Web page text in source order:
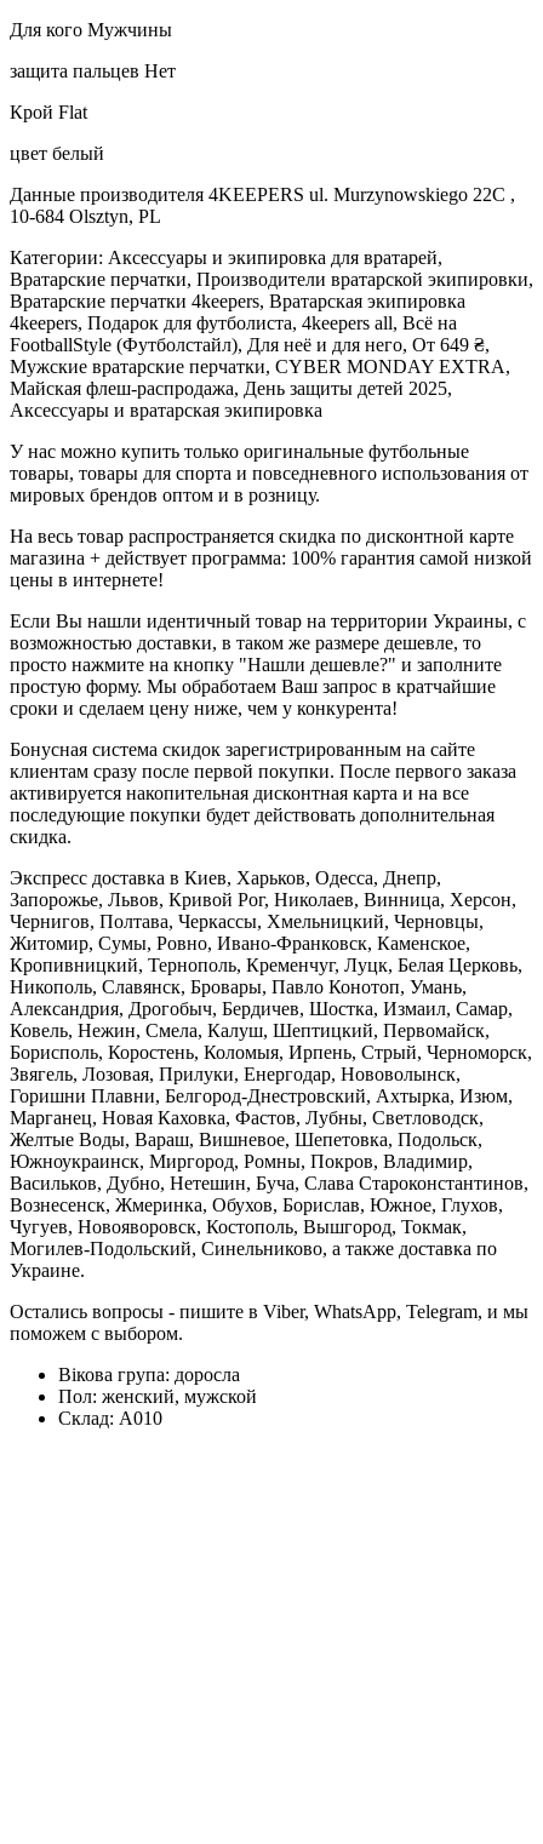
Для кого Мужчины
защита пальцев Нет
Крой Flat
цвет белый
Данные производителя 4KEEPERS ul. Murzynowskiego 22C ,
10-684 Olsztyn, PL
Категории: Аксессуары и экипировка для вратарей,
Вратарские перчатки, Производители вратарской экипировки,
Вратарские перчатки 4keepers, Вратарская экипировка
4keepers, Подарок для футболиста, 4keepers all, Всё на
FootballStyle (Футболстайл), Для неё и для него, От 649 ₴,
Мужские вратарские перчатки, CYBER MONDAY EXTRA,
Майская флеш-распродажа, День защиты детей 2025,
Аксессуары и вратарская экипировка
У нас можно купить только оригинальные футбольные
товары, товары для спорта и повседневного использования от
мировых брендов оптом и в розницу.
На весь товар распространяется скидка по дисконтной карте
магазина + действует программа: 100% гарантия самой низкой
цены в интернете!
Если Вы нашли идентичный товар на территории Украины, с
возможностью доставки, в таком же размере дешевле, то
просто нажмите на кнопку "Нашли дешевле?" и заполните
простую форму. Мы обработаем Ваш запрос в кратчайшие
сроки и сделаем цену ниже, чем у конкурента!
Бонусная система скидок зарегистрированным на сайте
клиентам сразу после первой покупки. После первого заказа
активируется накопительная дисконтная карта и на все
последующие покупки будет действовать дополнительная
скидка.
Экспресс доставка в Киев, Харьков, Одесса, Днепр,
Запорожье, Львов, Кривой Рог, Николаев, Винница, Херсон,
Чернигов, Полтава, Черкассы, Хмельницкий, Черновцы,
Житомир, Сумы, Ровно, Ивано-Франковск, Каменское,
Кропивницкий, Тернополь, Кременчуг, Луцк, Белая Церковь,
Никополь, Славянск, Бровары, Павло Конотоп, Умань,
Александрия, Дрогобыч, Бердичев, Шостка, Измаил, Самар,
Ковель, Нежин, Смела, Калуш, Шептицкий, Первомайск,
Борисполь, Коростень, Коломыя, Ирпень, Стрый, Черноморск,
Звягель, Лозовая, Прилуки, Енергодар, Нововолынск,
Горишни Плавни, Белгород-Днестровский, Ахтырка, Изюм,
Марганец, Новая Каховка, Фастов, Лубны, Светловодск,
Желтые Воды, Вараш, Вишневое, Шепетовка, Подольск,
Южноукраинск, Миргород, Ромны, Покров, Владимир,
Васильков, Дубно, Нетешин, Буча, Слава Староконстантинов,
Вознесенск, Жмеринка, Обухов, Борислав, Южное, Глухов,
Чугуев, Новояворовск, Костополь, Вышгород, Токмак,
Могилев-Подольский, Синельниково, а также доставка по
Украине.
Остались вопросы - пишите в Viber, WhatsApp, Telegram, и мы
поможем с выбором.
Вікова група: доросла
Пол: женский, мужской
Склад: А010